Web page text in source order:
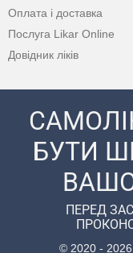
Оплата і доставка
Послуга Likar Online
Довідник ліків
БУТИ
ПЕРЕД
© 2020 - 2026